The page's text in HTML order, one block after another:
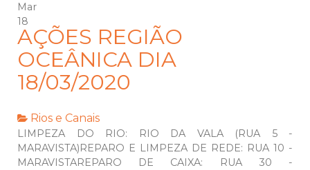
Mar
18
AÇÕES REGIÃO
OCEÂNICA DIA
18/03/2020
Rios e Canais
LIMPEZA DO RIO: RIO DA VALA (RUA 5 -
MARAVISTA)REPARO E LIMPEZA DE REDE: RUA 10 -
MARAVISTAREPARO DE CAIXA: RUA 30 -